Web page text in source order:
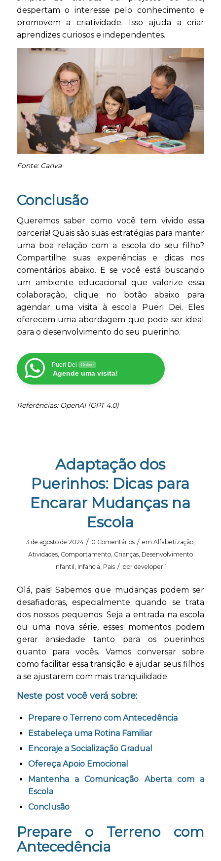
despertam o interesse pelo conhecimento e
promovem a criatividade. Isso ajuda a criar
aprendizes curiosos e independentes.
Fonte: Canva
Conclusão
Queremos saber como você tem vivido essa
parceria! Quais são suas estratégias para manter
uma boa relação com a escola do seu filho?
Compartilhe suas experiências e dicas nos
comentários abaixo. E se você está buscando
um ambiente educacional que valorize essa
colaboração, clique no botão abaixo para
agendar uma visita à escola Pueri Dei. Eles
oferecem uma abordagem que pode ser ideal
para o desenvolvimento do seu puerinho.
Pueri Dei Online
Agende uma visita!
Referências: OpenAI (GPT 4.0)
Adaptação dos
Puerinhos: Dicas para
Encarar Mudanças na
Escola
3 de agosto de 2024 / 0 Comentários / em Alfabetização,
Atividades, Comportamento, Crianças, Desenvolvimento
infantil , Infancia, Pais / por developer.1
Olá, pais! Sabemos que mudanças podem ser
desafiadoras, especialmente quando se trata
dos nossos pequenos. Seja a entrada na escola
ou uma nova série, esses momentos podem
gerar ansiedade tanto para os puerinhos
quanto para vocês. Vamos conversar sobre
como facilitar essa transição e ajudar seus filhos
a se ajustarem com mais tranquilidade.
Neste post você verá sobre:
Prepare o Terreno com Antecedência
Estabeleça uma Rotina Familiar
Encoraje a Socialização Gradual
Ofereça Apoio Emocional
Mantenha a Comunicação Aberta com a
Escola
Conclusão
Prepare o Terreno com
Antecedência